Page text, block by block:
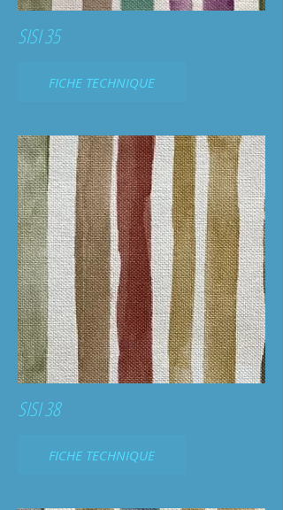
SISI 35
FICHE TECHNIQUE
SISI 38
FICHE TECHNIQUE